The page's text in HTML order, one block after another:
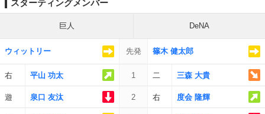
スターティングメンバー
巨人 DeNA
ウィットリー 先発 篠木 健太郎
右 平山 功太 1 二 三森 大貴
遊 泉口 友汰 2 右 度会 隆輝